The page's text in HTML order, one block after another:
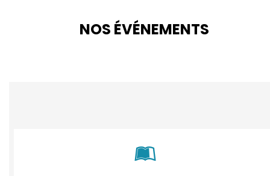
NOS ÉVÉNEMENTS